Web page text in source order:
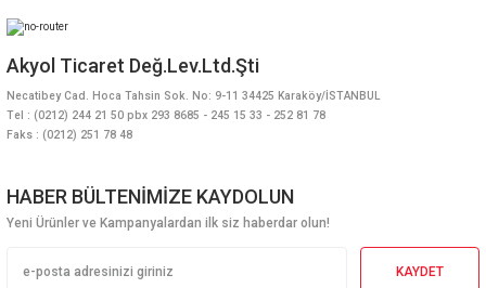
Akyol Ticaret Değ.Lev.Ltd.Şti
Necatibey Cad. Hoca Tahsin Sok. No: 9-11 34425 Karaköy/İSTANBUL
Tel : (0212) 244 21 50 pbx 293 8685 - 245 15 33 - 252 81 78
Faks : (0212) 251 78 48
HABER BÜLTENİMİZE KAYDOLUN
Yeni Ürünler ve Kampanyalardan ilk siz haberdar olun!
KAYDET